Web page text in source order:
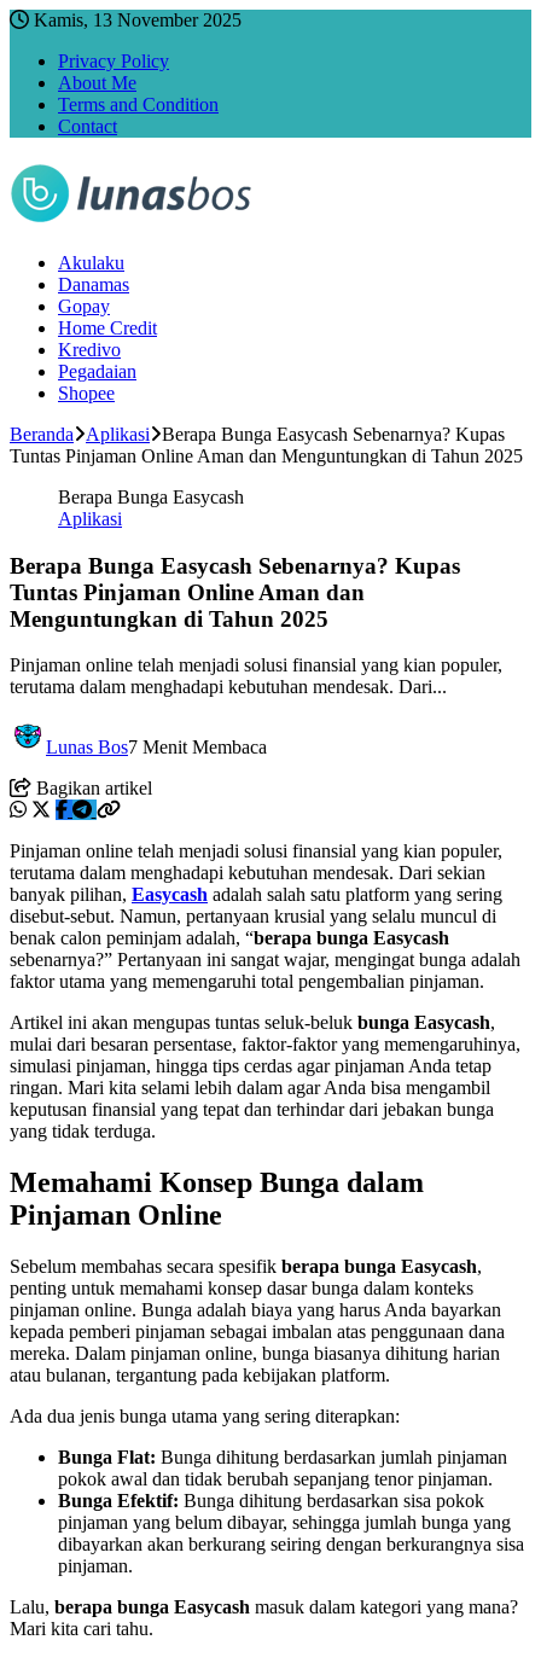
Kamis, 13 November 2025
Privacy Policy
About Me
Terms and Condition
Contact
Akulaku
Danamas
Gopay
Home Credit
Kredivo
Pegadaian
Shopee
Beranda
Aplikasi
Berapa Bunga Easycash Sebenarnya? Kupas
Tuntas Pinjaman Online Aman dan Menguntungkan di Tahun 2025
Berapa Bunga Easycash
Aplikasi
Berapa Bunga Easycash Sebenarnya? Kupas
Tuntas Pinjaman Online Aman dan
Menguntungkan di Tahun 2025
Pinjaman online telah menjadi solusi finansial yang kian populer,
terutama dalam menghadapi kebutuhan mendesak. Dari...
Lunas Bos7 Menit Membaca
Bagikan artikel
Pinjaman online telah menjadi solusi finansial yang kian populer,
terutama dalam menghadapi kebutuhan mendesak. Dari sekian
banyak pilihan, Easycash adalah salah satu platform yang sering
disebut-sebut. Namun, pertanyaan krusial yang selalu muncul di
benak calon peminjam adalah, “berapa bunga Easycash
sebenarnya?” Pertanyaan ini sangat wajar, mengingat bunga adalah
faktor utama yang memengaruhi total pengembalian pinjaman.
Artikel ini akan mengupas tuntas seluk-beluk bunga Easycash,
mulai dari besaran persentase, faktor-faktor yang memengaruhinya,
simulasi pinjaman, hingga tips cerdas agar pinjaman Anda tetap
ringan. Mari kita selami lebih dalam agar Anda bisa mengambil
keputusan finansial yang tepat dan terhindar dari jebakan bunga
yang tidak terduga.
Memahami Konsep Bunga dalam
Pinjaman Online
Sebelum membahas secara spesifik berapa bunga Easycash,
penting untuk memahami konsep dasar bunga dalam konteks
pinjaman online. Bunga adalah biaya yang harus Anda bayarkan
kepada pemberi pinjaman sebagai imbalan atas penggunaan dana
mereka. Dalam pinjaman online, bunga biasanya dihitung harian
atau bulanan, tergantung pada kebijakan platform.
Ada dua jenis bunga utama yang sering diterapkan:
Bunga Flat: Bunga dihitung berdasarkan jumlah pinjaman
pokok awal dan tidak berubah sepanjang tenor pinjaman.
Bunga Efektif: Bunga dihitung berdasarkan sisa pokok
pinjaman yang belum dibayar, sehingga jumlah bunga yang
dibayarkan akan berkurang seiring dengan berkurangnya sisa
pinjaman.
Lalu, berapa bunga Easycash masuk dalam kategori yang mana?
Mari kita cari tahu.